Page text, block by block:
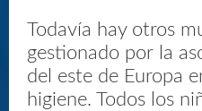
Todavía hay otros
gestionado por la
del este de Europa
higiene. Todos los